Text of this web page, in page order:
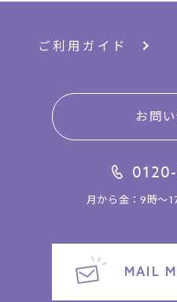
ご利用ガイド
お問
月から金：9時～
MAIL